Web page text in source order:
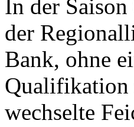
In der
der
Bank, ohne
Qualifikation
wechselte